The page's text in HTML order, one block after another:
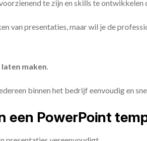
te zijn en skills te ontwikkelen
van presentaties, maar wil je de
maken.
binnen het bedrijf eenvoudig en
een PowerPoint